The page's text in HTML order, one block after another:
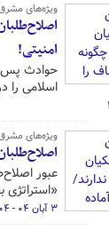
ویژه‌های
امنیتی!
اسلامی را
ویژه‌های
عبور
«استراتژی
۳ آبان ۰۴ - ۲۲:۰۴